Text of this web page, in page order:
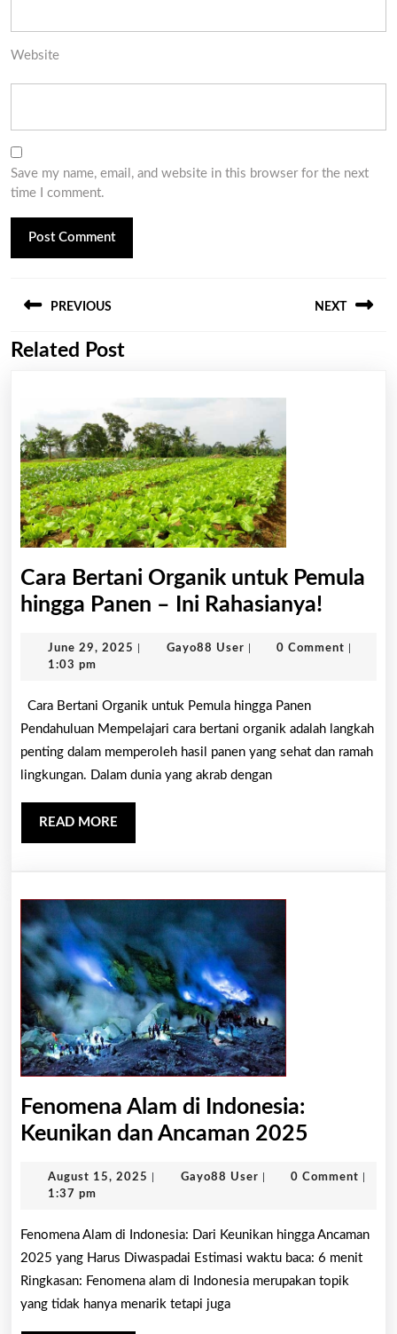
Website
Save my name, email, and website in this browser for the next
time I comment.
navigation
PREVIOUS
Previous
NEXT
Related Post
Cara Bertani Organik untuk Pemula
hingga Panen – Ini Rahasianya!
hingga
Panen
June 29, 2025 Gayo88 UserGayo880 Comment
1:03 pm
Cara Bertani Organik untuk Pemula hingga Panen
Pendahuluan Mempelajari cara bertani organik adalah langkah
penting dalam memperoleh hasil panen yang sehat dan ramah
lingkungan. Dalam dunia yang akrab dengan
READ MORE
MORE
Fenomena Alam di Indonesia:
Keunikan dan Ancaman 2025
di
dan
August 15, 2025 AugustGayo88 UserGayo880 Comment
1:37 pm
Fenomena Alam di Indonesia: Dari Keunikan hingga Ancaman
2025 yang Harus Diwaspadai Estimasi waktu baca: 6 menit
Ringkasan: Fenomena alam di Indonesia merupakan topik
yang tidak hanya menarik tetapi juga